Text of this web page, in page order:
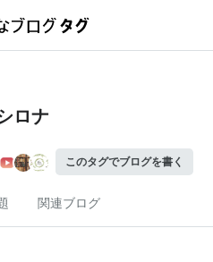
ロナ
このタグでブログを書く
関連ブログ